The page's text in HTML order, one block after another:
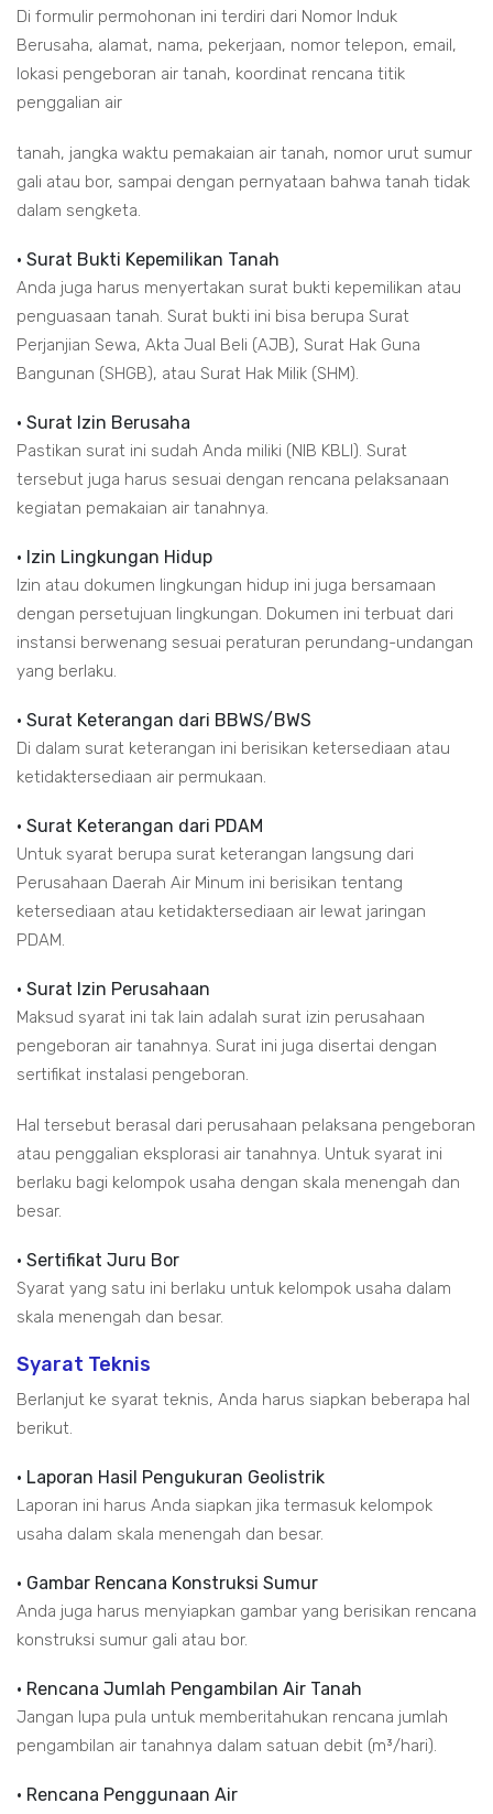
Di formulir permohonan ini terdiri dari Nomor Induk
Berusaha, alamat, nama, pekerjaan, nomor telepon, email,
lokasi pengeboran air tanah, koordinat rencana titik
penggalian air
tanah, jangka waktu pemakaian air tanah, nomor urut sumur
gali atau bor, sampai dengan pernyataan bahwa tanah tidak
dalam sengketa.
• Surat Bukti Kepemilikan Tanah
Anda juga harus menyertakan surat bukti kepemilikan atau
penguasaan tanah. Surat bukti ini bisa berupa Surat
Perjanjian Sewa, Akta Jual Beli (AJB), Surat Hak Guna
Bangunan (SHGB), atau Surat Hak Milik (SHM).
• Surat Izin Berusaha
Pastikan surat ini sudah Anda miliki (NIB KBLI). Surat
tersebut juga harus sesuai dengan rencana pelaksanaan
kegiatan pemakaian air tanahnya.
• Izin Lingkungan Hidup
Izin atau dokumen lingkungan hidup ini juga bersamaan
dengan persetujuan lingkungan. Dokumen ini terbuat dari
instansi berwenang sesuai peraturan perundang-undangan
yang berlaku.
• Surat Keterangan dari BBWS/BWS
Di dalam surat keterangan ini berisikan ketersediaan atau
ketidaktersediaan air permukaan.
• Surat Keterangan dari PDAM
Untuk syarat berupa surat keterangan langsung dari
Perusahaan Daerah Air Minum ini berisikan tentang
ketersediaan atau ketidaktersediaan air lewat jaringan
PDAM.
• Surat Izin Perusahaan
Maksud syarat ini tak lain adalah surat izin perusahaan
pengeboran air tanahnya. Surat ini juga disertai dengan
sertifikat instalasi pengeboran.
Hal tersebut berasal dari perusahaan pelaksana pengeboran
atau penggalian eksplorasi air tanahnya. Untuk syarat ini
berlaku bagi kelompok usaha dengan skala menengah dan
besar.
• Sertifikat Juru Bor
Syarat yang satu ini berlaku untuk kelompok usaha dalam
skala menengah dan besar.
Syarat Teknis
Berlanjut ke syarat teknis, Anda harus siapkan beberapa hal
berikut.
• Laporan Hasil Pengukuran Geolistrik
Laporan ini harus Anda siapkan jika termasuk kelompok
usaha dalam skala menengah dan besar.
• Gambar Rencana Konstruksi Sumur
Anda juga harus menyiapkan gambar yang berisikan rencana
konstruksi sumur gali atau bor.
• Rencana Jumlah Pengambilan Air Tanah
Jangan lupa pula untuk memberitahukan rencana jumlah
pengambilan air tanahnya dalam satuan debit (m³/hari).
• Rencana Penggunaan Air